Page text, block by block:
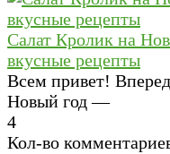
Салат Кролик на
вкусные рецепты
Всем привет!
Новый год —
4
Кол-во